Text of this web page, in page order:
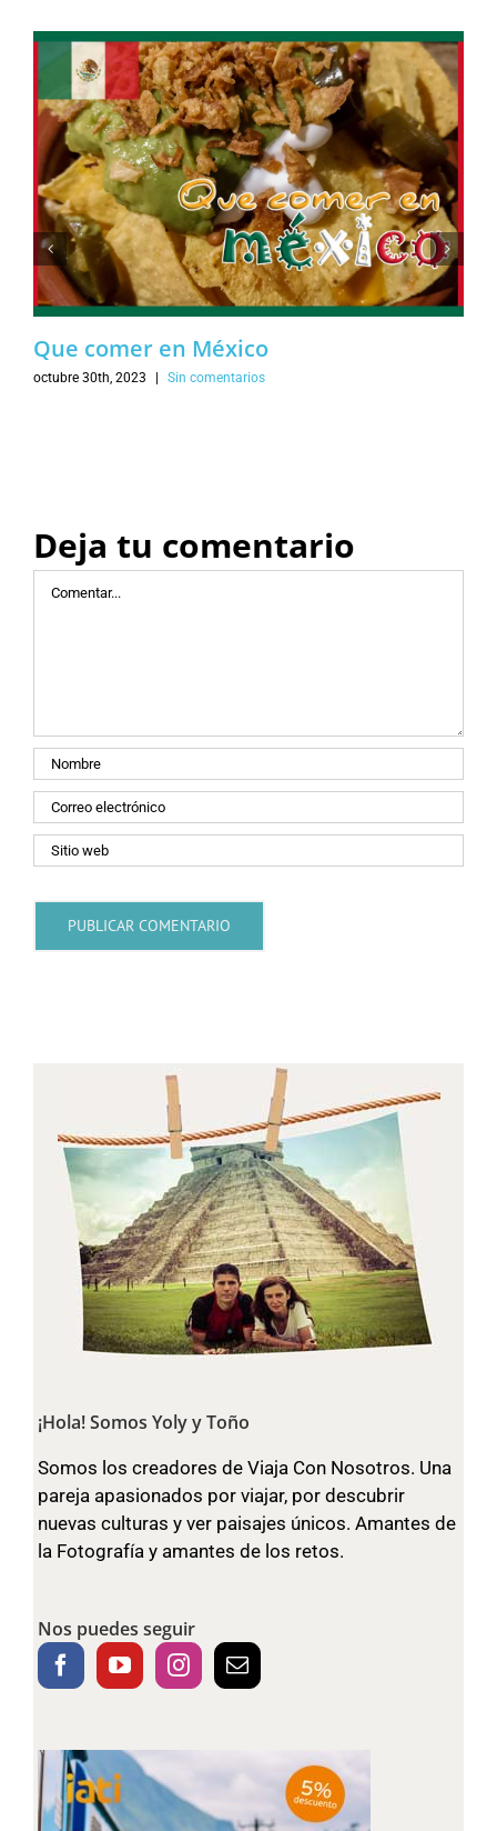
Que comer en México
octubre 30th, 2023 Sin comentarios
Deja tu comentario
¡Hola! Somos Yoly y Toño
Somos los creadores de Viaja Con Nosotros. Una
pareja apasionados por viajar, por descubrir
nuevas culturas y ver paisajes únicos. Amantes de
la Fotografía y amantes de los retos.
Nos puedes seguir